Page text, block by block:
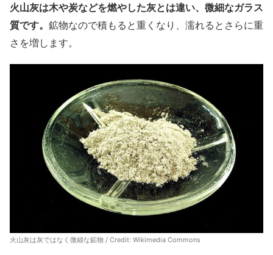
火山灰は木や炭などを燃やした灰とは違い、微細なガラス
質です。 鉱物なので積もると重くなり、濡れるとさらに重
さを増します。
火山灰は灰ではなく微細な鉱物 / Credit: Wikimedia Commons